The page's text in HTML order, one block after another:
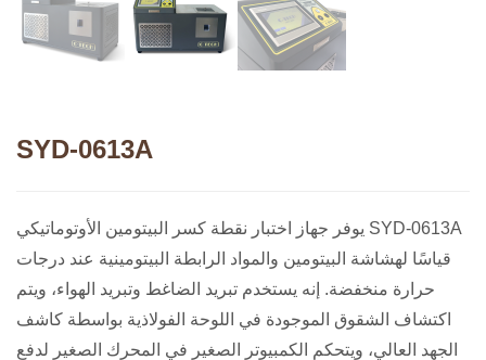
SYD-0613A
يوفر جهاز اختبار نقطة كسر البيتومين الأوتوماتيكي SYD-0613A
قياسًا لهشاشة البيتومين والمواد الرابطة البيتومينية عند درجات
حرارة منخفضة. إنه يستخدم تبريد الضاغط وتبريد الهواء، ويتم
اكتشاف الشقوق الموجودة في اللوحة الفولاذية بواسطة كاشف
الجهد العالي، ويتحكم الكمبيوتر الصغير في المحرك الصغير لدفع